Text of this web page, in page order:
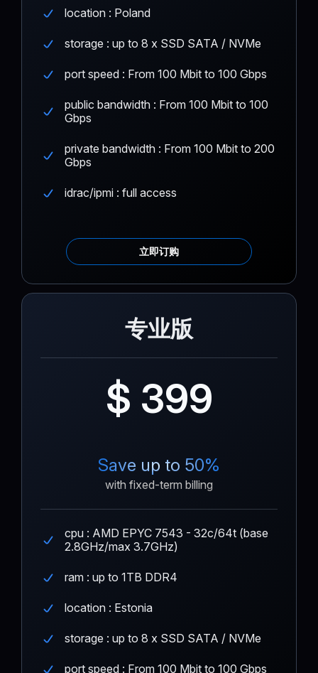
location : Poland
storage : up to 8 x SSD SATA / NVMe
port speed : From 100 Mbit to 100 Gbps
public bandwidth : From 100 Mbit to 100
Gbps
private bandwidth : From 100 Mbit to 200
Gbps
idrac/ipmi : full access
立即订购
专业版
$ 399
Save up to 50%
with fixed-term billing
cpu : AMD EPYC 7543 - 32c/64t (base
2.8GHz/max 3.7GHz)
ram : up to 1TB DDR4
location : Estonia
storage : up to 8 x SSD SATA / NVMe
port speed : From 100 Mbit to 100 Gbps